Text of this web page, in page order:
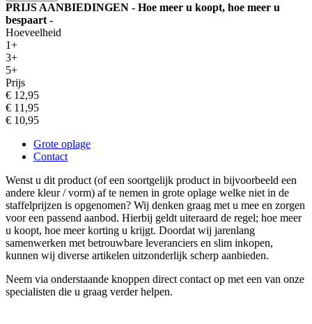
PRIJS AANBIEDINGEN - Hoe meer u koopt, hoe meer u
bespaart -
Hoeveelheid
1+
3+
5+
Prijs
€ 12,95
€ 11,95
€ 10,95
Grote oplage
Contact
Wenst u dit product (of een soortgelijk product in bijvoorbeeld een
andere kleur / vorm) af te nemen in grote oplage welke niet in de
staffelprijzen is opgenomen? Wij denken graag met u mee en zorgen
voor een passend aanbod. Hierbij geldt uiteraard de regel; hoe meer
u koopt, hoe meer korting u krijgt. Doordat wij jarenlang
samenwerken met betrouwbare leveranciers en slim inkopen,
kunnen wij diverse artikelen uitzonderlijk scherp aanbieden.
Neem via onderstaande knoppen direct contact op met een van onze
specialisten die u graag verder helpen.